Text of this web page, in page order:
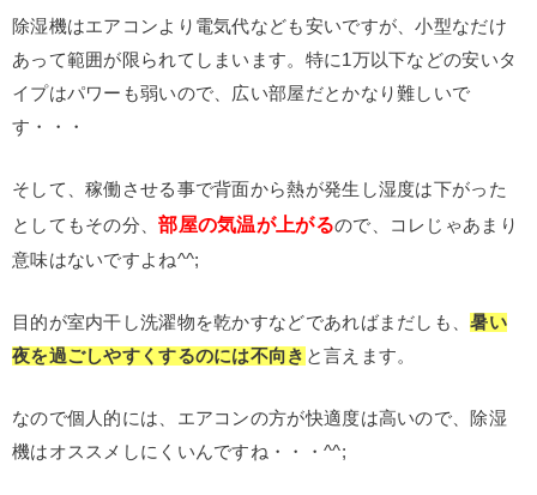
除湿機はエアコンより電気代なども安いですが、小型なだけ
あって範囲が限られてしまいます。特に1万以下などの安いタ
イプはパワーも弱いので、広い部屋だとかなり難しいで
す・・・
そして、稼働させる事で背面から熱が発生し湿度は下がった
としてもその分、部屋の気温が上がるので、コレじゃあまり
意味はないですよね^^;
目的が室内干し洗濯物を乾かすなどであればまだしも、暑い
夜を過ごしやすくするのには不向き と言えます。
なので個人的には、エアコンの方が快適度は高いので、除湿
機はオススメしにくいんですね・・・^^;